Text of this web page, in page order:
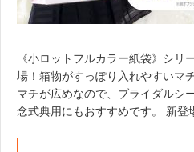
《小ロットフルカラー紙袋》シリ
場！箱物がすっぽり入れやすいマ
マチが広めなので、ブライダルシ
念式典用にもおすすめです。 新